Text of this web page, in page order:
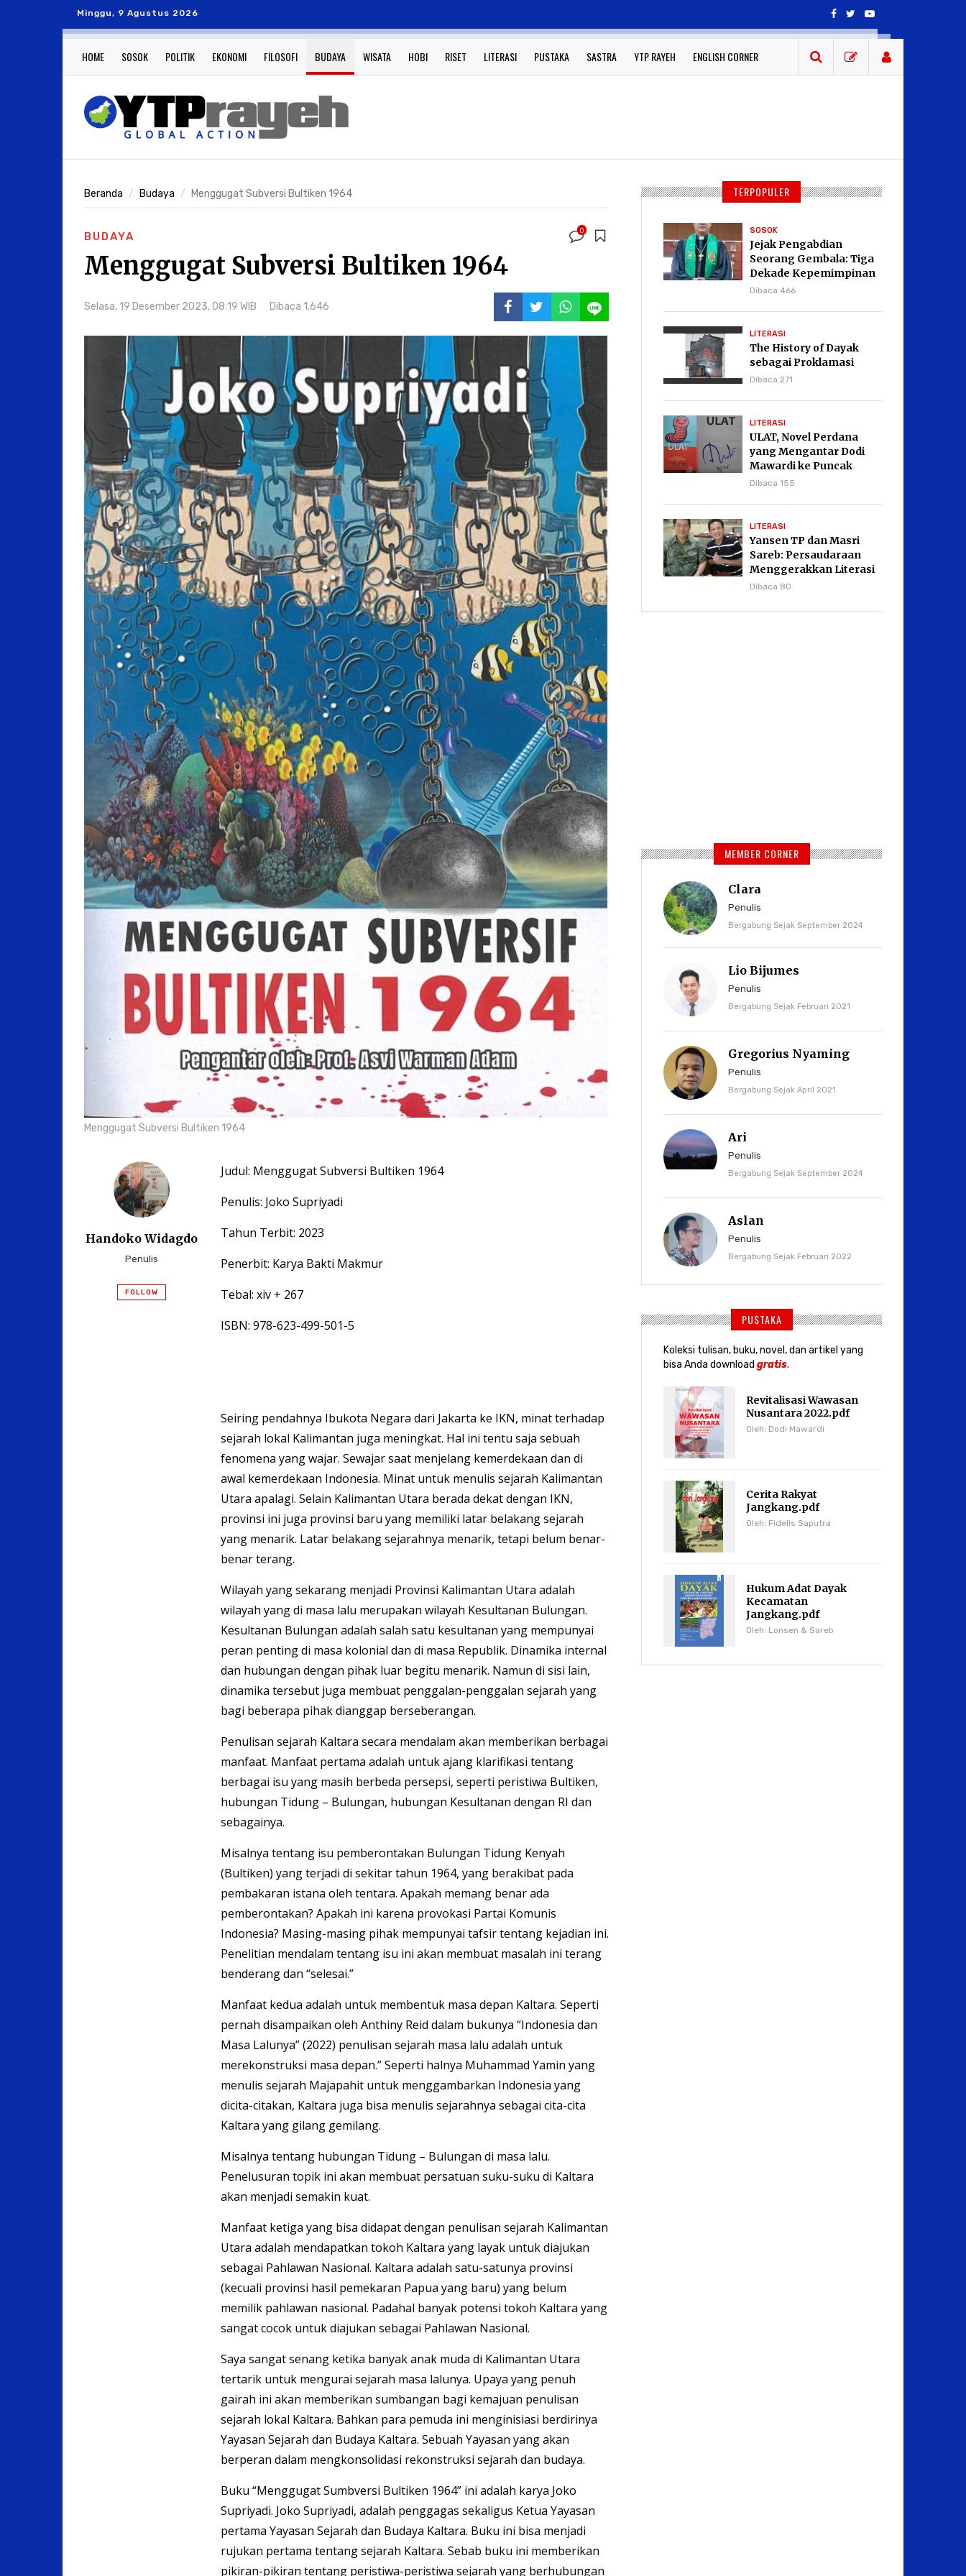
Minggu, 9 Agustus 2026
HOME SOSOK POLITIK EKONOMI FILOSOFI BUDAYA WISATA HOBI RISET LITERASI PUSTAKA SASTRA YTP RAYEH ENGLISH CORNER
Beranda Budaya Menggugat Subversi Bultiken 1964
BUDAYA 0
Menggugat Subversi Bultiken 1964
Selasa, 19 Desember 2023, 08:19 WIB Dibaca 1.646
Menggugat Subversi Bultiken 1964
Handoko Widagdo
Penulis
FOLLOW
Judul: Menggugat Subversi Bultiken 1964
Penulis: Joko Supriyadi
Tahun Terbit: 2023
Penerbit: Karya Bakti Makmur
Tebal: xiv + 267
ISBN: 978-623-499-501-5
Seiring pendahnya Ibukota Negara dari Jakarta ke IKN, minat terhadap
sejarah lokal Kalimantan juga meningkat. Hal ini tentu saja sebuah
fenomena yang wajar. Sewajar saat menjelang kemerdekaan dan di
awal kemerdekaan Indonesia. Minat untuk menulis sejarah Kalimantan
Utara apalagi. Selain Kalimantan Utara berada dekat dengan IKN,
provinsi ini juga provinsi baru yang memiliki latar belakang sejarah
yang menarik. Latar belakang sejarahnya menarik, tetapi belum benar-
benar terang.
Wilayah yang sekarang menjadi Provinsi Kalimantan Utara adalah
wilayah yang di masa lalu merupakan wilayah Kesultanan Bulungan.
Kesultanan Bulungan adalah salah satu kesultanan yang mempunyai
peran penting di masa kolonial dan di masa Republik. Dinamika internal
dan hubungan dengan pihak luar begitu menarik. Namun di sisi lain,
dinamika tersebut juga membuat penggalan-penggalan sejarah yang
bagi beberapa pihak dianggap berseberangan.
Penulisan sejarah Kaltara secara mendalam akan memberikan berbagai
manfaat. Manfaat pertama adalah untuk ajang klarifikasi tentang
berbagai isu yang masih berbeda persepsi, seperti peristiwa Bultiken,
hubungan Tidung – Bulungan, hubungan Kesultanan dengan RI dan
sebagainya.
Misalnya tentang isu pemberontakan Bulungan Tidung Kenyah
(Bultiken) yang terjadi di sekitar tahun 1964, yang berakibat pada
pembakaran istana oleh tentara. Apakah memang benar ada
pemberontakan? Apakah ini karena provokasi Partai Komunis
Indonesia? Masing-masing pihak mempunyai tafsir tentang kejadian ini.
Penelitian mendalam tentang isu ini akan membuat masalah ini terang
benderang dan “selesai.”
Manfaat kedua adalah untuk membentuk masa depan Kaltara. Seperti
pernah disampaikan oleh Anthiny Reid dalam bukunya “Indonesia dan
Masa Lalunya” (2022) penulisan sejarah masa lalu adalah untuk
merekonstruksi masa depan.” Seperti halnya Muhammad Yamin yang
menulis sejarah Majapahit untuk menggambarkan Indonesia yang
dicita-citakan, Kaltara juga bisa menulis sejarahnya sebagai cita-cita
Kaltara yang gilang gemilang.
Misalnya tentang hubungan Tidung – Bulungan di masa lalu.
Penelusuran topik ini akan membuat persatuan suku-suku di Kaltara
akan menjadi semakin kuat.
Manfaat ketiga yang bisa didapat dengan penulisan sejarah Kalimantan
Utara adalah mendapatkan tokoh Kaltara yang layak untuk diajukan
sebagai Pahlawan Nasional. Kaltara adalah satu-satunya provinsi
(kecuali provinsi hasil pemekaran Papua yang baru) yang belum
memilik pahlawan nasional. Padahal banyak potensi tokoh Kaltara yang
sangat cocok untuk diajukan sebagai Pahlawan Nasional.
Saya sangat senang ketika banyak anak muda di Kalimantan Utara
tertarik untuk mengurai sejarah masa lalunya. Upaya yang penuh
gairah ini akan memberikan sumbangan bagi kemajuan penulisan
sejarah lokal Kaltara. Bahkan para pemuda ini menginisiasi berdirinya
Yayasan Sejarah dan Budaya Kaltara. Sebuah Yayasan yang akan
berperan dalam mengkonsolidasi rekonstruksi sejarah dan budaya.
Buku “Menggugat Sumbversi Bultiken 1964” ini adalah karya Joko
Supriyadi. Joko Supriyadi, adalah penggagas sekaligus Ketua Yayasan
pertama Yayasan Sejarah dan Budaya Kaltara. Buku ini bisa menjadi
rujukan pertama tentang sejarah Kaltara. Sebab buku ini memberikan
pikiran-pikiran tentang peristiwa-peristiwa sejarah yang berhubungan
TERPOPULER
SOSOK
Jejak Pengabdian
Seorang Gembala: Tiga
Dekade Kepemimpinan
Pdt. Dr. Yulius Daud di
Dibaca 466
LITERASI
The History of Dayak
sebagai Proklamasi
Dibaca 271
LITERASI
ULAT, Novel Perdana
yang Mengantar Dodi
Mawardi ke Puncak
Karier Kepenulisan
Dibaca 155
LITERASI
Yansen TP dan Masri
Sareb: Persaudaraan
Menggerakkan Literasi
Borneo
Dibaca 80
MEMBER CORNER
Clara
Penulis
Bergabung Sejak September 2024
Lio Bijumes
Penulis
Bergabung Sejak Februari 2021
Gregorius Nyaming
Penulis
Bergabung Sejak April 2021
Ari
Penulis
Bergabung Sejak September 2024
Aslan
Penulis
Bergabung Sejak Februari 2022
PUSTAKA
Koleksi tulisan, buku, novel, dan artikel yang
bisa Anda download gratis.
Revitalisasi Wawasan
Nusantara 2022.pdf
Oleh: Dodi Mawardi
Cerita Rakyat
Jangkang.pdf
Oleh: Fidelis Saputra
Hukum Adat Dayak
Kecamatan
Jangkang.pdf
Oleh: Lonsen & Sareb